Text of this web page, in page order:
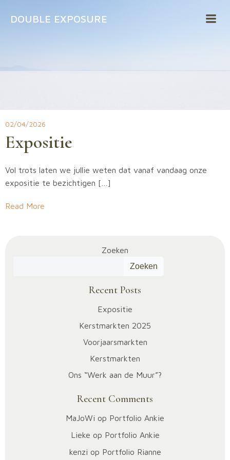
DOUBLE EXPOSURE
02/04/2026
Expositie
Vol trots laten we jullie weten dat vanaf vandaag onze
expositie te bezichtigen […]
Read More
Zoeken
Zoeken
Recent Posts
Expositie
Kerstmarkten 2025
Voorjaarsmarkten
Kerstmarkten
Ons “Werk aan de Muur”?
Recent Comments
MaJoWi op Portfolio Ankie
Lieke op Portfolio Ankie
kenzi op Portfolio Rianne